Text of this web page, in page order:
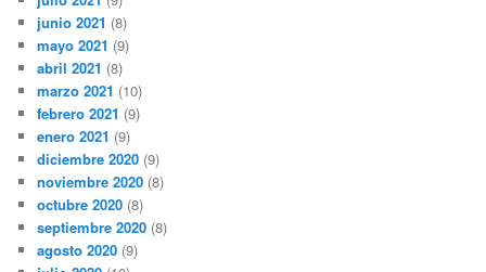
junio 2021 (8)
mayo 2021 (9)
abril 2021 (8)
marzo 2021 (10)
febrero 2021 (9)
enero 2021 (9)
diciembre 2020 (9)
noviembre 2020 (8)
octubre 2020 (8)
septiembre 2020 (8)
agosto 2020 (9)